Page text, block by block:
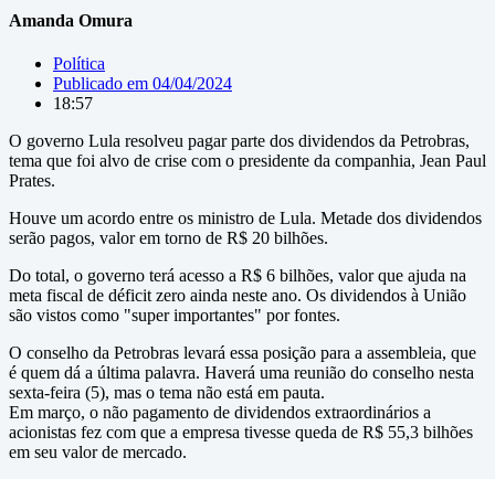
Amanda Omura
Política
Publicado em 04/04/2024
18:57
O governo Lula resolveu pagar parte dos dividendos da Petrobras,
tema que foi alvo de crise com o presidente da companhia, Jean Paul
Prates.
Houve um acordo entre os ministro de Lula. Metade dos dividendos
serão pagos, valor em torno de R$ 20 bilhões.
Do total, o governo terá acesso a R$ 6 bilhões, valor que ajuda na
meta fiscal de déficit zero ainda neste ano. Os dividendos à União
são vistos como "super importantes" por fontes.
O conselho da Petrobras levará essa posição para a assembleia, que
é quem dá a última palavra. Haverá uma reunião do conselho nesta
sexta-feira (5), mas o tema não está em pauta.
Em março, o não pagamento de dividendos extraordinários a
acionistas fez com que a empresa tivesse queda de R$ 55,3 bilhões
em seu valor de mercado.